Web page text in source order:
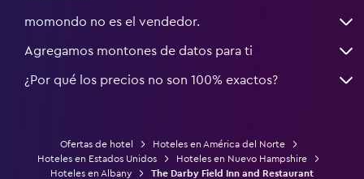
momondo no es el vendedor.
Agregamos montones de datos para ti
¿Por qué los precios no son 100% exactos?
Ofertas de hotel
Hoteles en América del Norte
Hoteles en Estados Unidos
Hoteles en Nuevo Hampshire
Hoteles en Albany
The Darby Field Inn and Restaurant